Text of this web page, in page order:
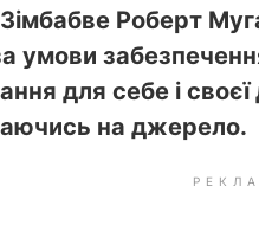
Роберт
умови
для себе і
на джерело.